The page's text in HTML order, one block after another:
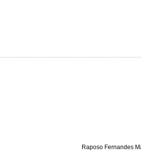
Raposo Fernandes